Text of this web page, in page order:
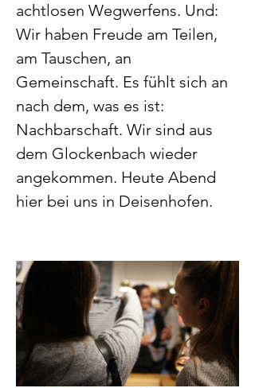
achtlosen Wegwerfens. Und:
Wir haben Freude am Teilen,
am Tauschen, an
Gemeinschaft. Es fühlt sich an
nach dem, was es ist:
Nachbarschaft. Wir sind aus
dem Glockenbach wieder
angekommen. Heute Abend
hier bei uns in Deisenhofen.